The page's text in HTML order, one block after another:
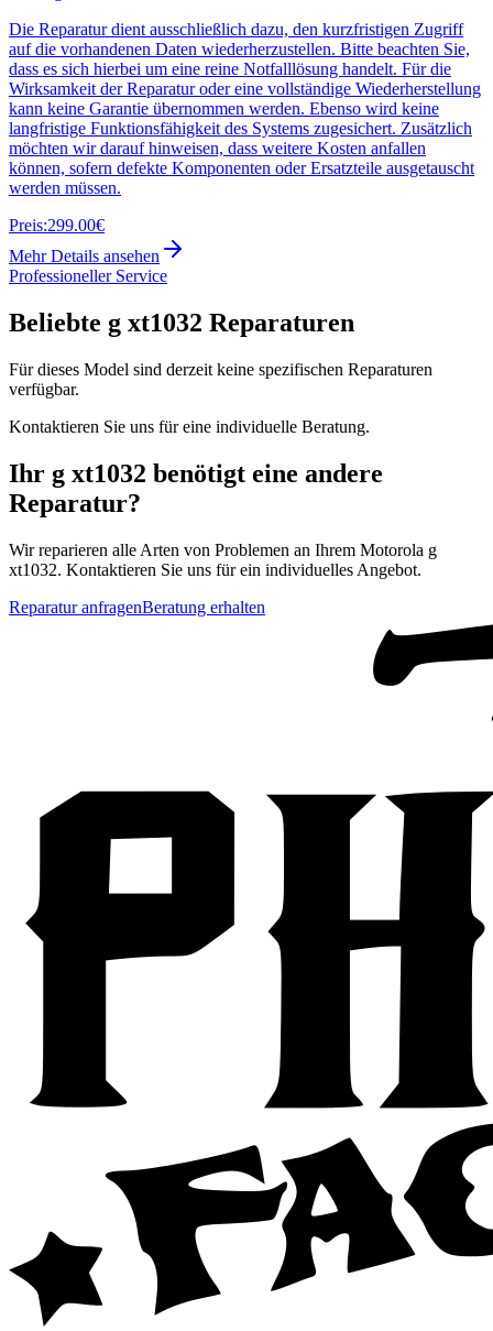
Die Reparatur dient ausschließlich dazu, den kurzfristigen Zugriff
auf die vorhandenen Daten wiederherzustellen. Bitte beachten Sie,
dass es sich hierbei um eine reine Notfalllösung handelt. Für die
Wirksamkeit der Reparatur oder eine vollständige Wiederherstellung
kann keine Garantie übernommen werden. Ebenso wird keine
langfristige Funktionsfähigkeit des Systems zugesichert. Zusätzlich
möchten wir darauf hinweisen, dass weitere Kosten anfallen
können, sofern defekte Komponenten oder Ersatzteile ausgetauscht
werden müssen.
Preis:299.00€
Mehr Details ansehen
Professioneller Service
Beliebte g xt1032 Reparaturen
Für dieses Model sind derzeit keine spezifischen Reparaturen
verfügbar.
Kontaktieren Sie uns für eine individuelle Beratung.
Ihr g xt1032 benötigt eine andere
Reparatur?
Wir reparieren alle Arten von Problemen an Ihrem Motorola g
xt1032. Kontaktieren Sie uns für ein individuelles Angebot.
Reparatur anfragenBeratung erhalten